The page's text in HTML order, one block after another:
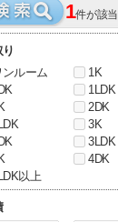
1件が該当
り
ンルーム
1K
1LDK
2DK
3K
3LDK
4DK
以上